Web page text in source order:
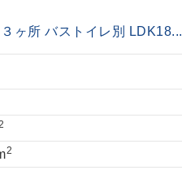
ヶ所 バストイレ別 LDK18...
2